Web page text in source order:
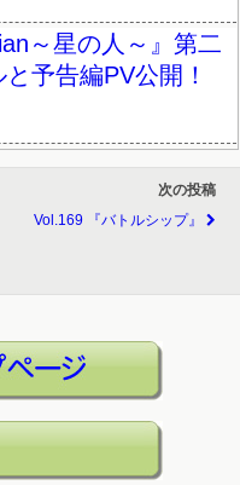
～星の人～』第二
予告編PV公開！
次の投稿
Vol.169 『バトルシップ』